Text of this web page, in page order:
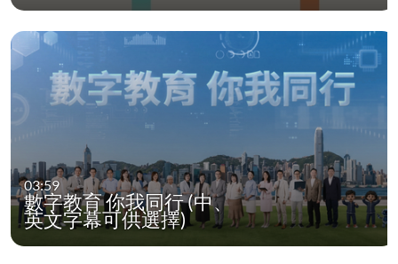
03:59
數字教育 你我同行 (中、
英文字幕可供選擇)